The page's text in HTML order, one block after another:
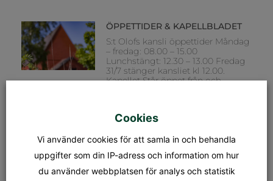
ÖPPETTIDER & KAPELLBLADET
S:t Olofs kansli öppettider Måndag
– fredag: 08.00 – 15.00
Lunchstängt: 12.30 – 13.00 Fredag
31/7 stänger kansliet kl 12.00.
Kapellet Står öppet från och
MÄSSA
Tionde söndagen efter trefaldighet
Dagens tema: Nådens gåvor Präst:
Jan-Evert Petersson Musiker:
Margareta Stripple
Cookies
Vi använder cookies för att samla in och behandla
uppgifter som din IP-adress och information om hur
du använder webbplatsen för analys och statistik